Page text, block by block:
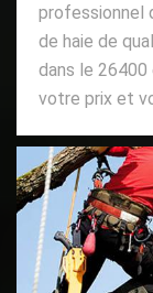
professionnel
de haie de
dans le
votre prix et